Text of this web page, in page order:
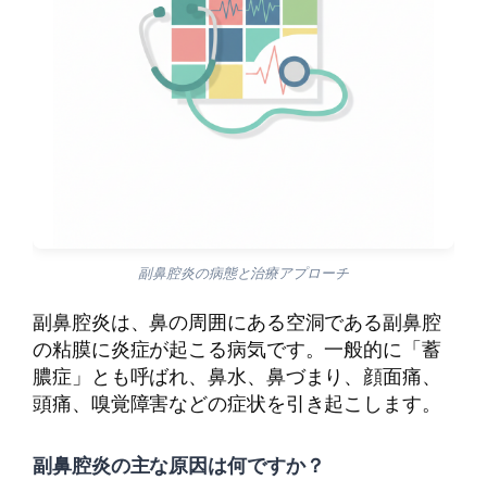
副鼻腔炎の病態と治療アプローチ
副鼻腔炎は、鼻の周囲にある空洞である副鼻腔
の粘膜に炎症が起こる病気です。一般的に「蓄
膿症」とも呼ばれ、鼻水、鼻づまり、顔面痛、
頭痛、嗅覚障害などの症状を引き起こします。
副鼻腔炎の主な原因は何ですか？